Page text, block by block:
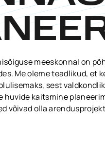
meeskonnal on
Me oleme teadlikud, et
sest
huvide kaitsmine
võivad olla